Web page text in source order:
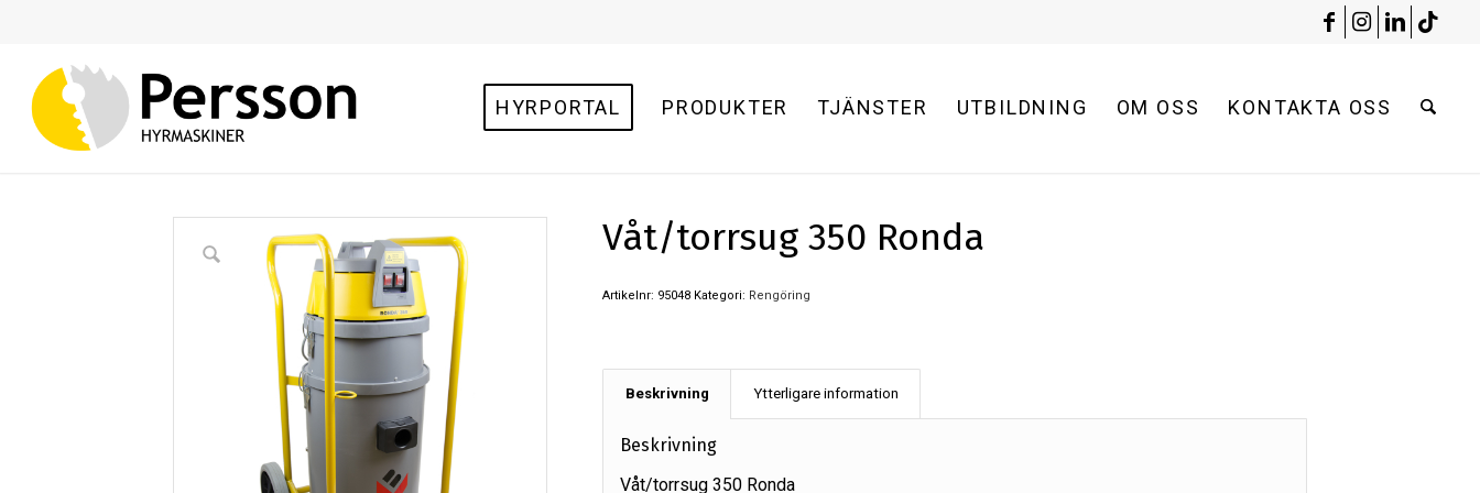
HYRPORTAL PRODUKTER TJÄNSTER UTBILDNING OM OSS KONTAKTA OSS
Våt/torrsug 350 Ronda
Artikelnr: 95048 Kategori: Rengöring
Beskrivning Ytterligare information
Beskrivning
Våt/torrsug 350 Ronda